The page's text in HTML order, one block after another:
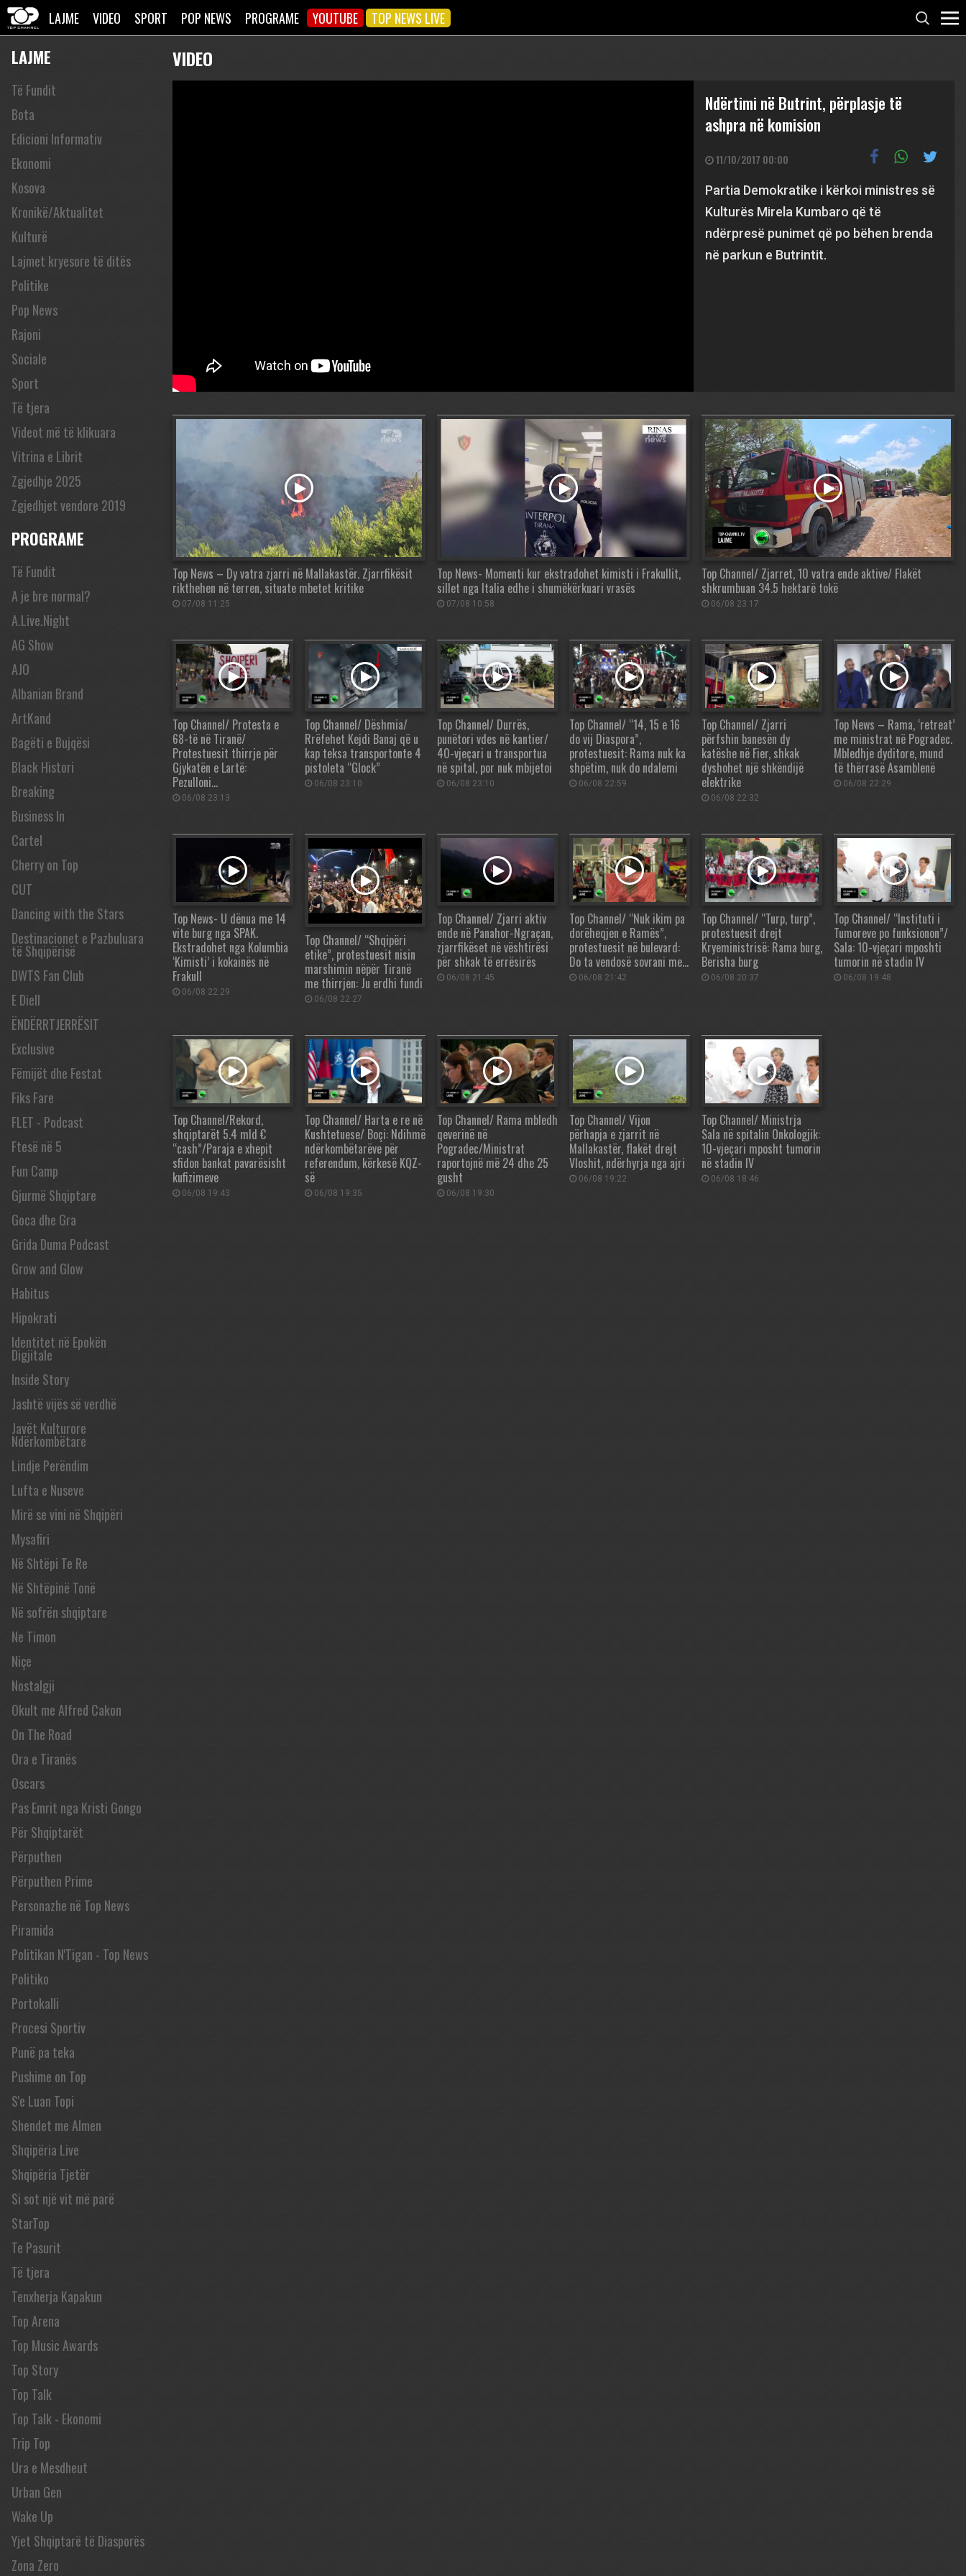
LAJME VIDEO SPORT POP NEWS PROGRAME YOUTUBE TOP NEWS LIVE
LAJME
Të Fundit
Bota
Edicioni Informativ
Ekonomi
Kosova
Kronikë/Aktualitet
Kulturë
Lajmet kryesore të ditës
Politike
Pop News
Rajoni
Sociale
Sport
Të tjera
Videot më të klikuara
Vitrina e Librit
Zgjedhje 2025
Zgjedhjet vendore 2019
PROGRAME
Të Fundit
A je bre normal?
A.Live.Night
AG Show
AJO
Albanian Brand
ArtKand
Bagëti e Bujqësi
Black Histori
Breaking
Business In
Cartel
Cherry on Top
CUT
Dancing with the Stars
Destinacionet e Pazbuluara
të Shqipërisë
DWTS Fan Club
E Diell
ËNDËRRTJERRËSIT
Exclusive
Fëmijët dhe Festat
Fiks Fare
FLET - Podcast
Ftesë në 5
Fun Camp
Gjurmë Shqiptare
Goca dhe Gra
Grida Duma Podcast
Grow and Glow
Habitus
Hipokrati
Identitet në Epokën
Digjitale
Inside Story
Jashtë vijës së verdhë
Javët Kulturore
Ndërkombëtare
Lindje Perëndim
Lufta e Nuseve
Mirë se vini në Shqipëri
Mysafiri
Në Shtëpi Te Re
Në Shtëpinë Tonë
Në sofrën shqiptare
Ne Timon
Niçe
Nostalgji
Okult me Alfred Cakon
On The Road
Ora e Tiranës
Oscars
Pas Emrit nga Kristi Gongo
Për Shqiptarët
Përputhen
Përputhen Prime
Personazhe në Top News
Piramida
Politikan N'Tigan - Top News
Politiko
Portokalli
Procesi Sportiv
Punë pa teka
Pushime on Top
S'e Luan Topi
Shendet me Almen
Shqipëria Live
Shqipëria Tjetër
Si sot një vit më parë
StarTop
Te Pasurit
Të tjera
Tenxherja Kapakun
Top Arena
Top Music Awards
Top Story
Top Talk
Top Talk - Ekonomi
Trip Top
Ura e Mesdheut
Urban Gen
Wake Up
Yjet Shqiptarë të Diasporës
Zona Zero
VIDEO
Ndërtimi në Butrint, përplasje të
ashpra në komision
11/10/2017 00:00
Partia Demokratike i kërkoi ministres së
Kulturës Mirela Kumbaro që të
ndërpresë punimet që po bëhen brenda
në parkun e Butrintit.
Top News – Dy vatra zjarri në Mallakastër. Zjarrfikësit
rikthehen në terren, situate mbetet kritike
07/08 11:25
Top News- Momenti kur ekstradohet kimisti i Frakullit,
sillet nga Italia edhe i shumëkërkuari vrasës
07/08 10:58
Top Channel/ Zjarret, 10 vatra ende aktive/ Flakët
shkrumbuan 34.5 hektarë tokë
06/08 23:17
Top Channel/ Protesta e
68-të në Tiranë/
Protestuesit thirrje për
Gjykatën e Lartë:
Pezulloni…
06/08 23:13
Top Channel/ Dëshmia/
Rrëfehet Kejdi Banaj që u
kap teksa transportonte 4
pistoleta “Glock”
06/08 23:10
Top Channel/ Durrës,
punëtori vdes në kantier/
40-vjeçari u transportua
në spital, por nuk mbijetoi
06/08 23:10
Top Channel/ “14, 15 e 16
do vij Diaspora”,
protestuesit: Rama nuk ka
shpëtim, nuk do ndalemi
06/08 22:59
Top Channel/ Zjarri
përfshin banesën dy
katëshe në Fier, shkak
dyshohet një shkëndijë
elektrike
06/08 22:32
Top News – Rama, ‘retreat’
me ministrat në Pogradec.
Mbledhje dyditore, mund
të thërrasë Asamblenë
06/08 22:29
Top News- U dënua me 14
vite burg nga SPAK.
Ekstradohet nga Kolumbia
‘Kimisti’ i kokainës në
Frakull
06/08 22:29
Top Channel/ “Shqipëri
etike”, protestuesit nisin
marshimin nëpër Tiranë
me thirrjen: Ju erdhi fundi
06/08 22:27
Top Channel/ Zjarri aktiv
ende në Panahor-Ngraçan,
zjarrfikëset në vështirësi
për shkak të errësirës
06/08 21:45
Top Channel/ “Nuk ikim pa
dorëheqjen e Ramës”,
protestuesit në bulevard:
Do ta vendosë sovrani me…
06/08 21:42
Top Channel/ “Turp, turp”,
protestuesit drejt
Kryeministrisë: Rama burg,
Berisha burg
06/08 20:37
Top Channel/ “Instituti i
Tumoreve po funksionon”/
Sala: 10-vjeçari mposhti
tumorin në stadin IV
06/08 19:48
Top Channel/Rekord,
shqiptarët 5.4 mld €
“cash”/Paraja e xhepit
sfidon bankat pavarësisht
kufizimeve
06/08 19:43
Top Channel/ Harta e re në
Kushtetuese/ Boçi: Ndihmë
ndërkombëtarëve për
referendum, kërkesë KQZ-
së
06/08 19:35
Top Channel/ Rama mbledh
qeverinë në
Pogradec/Ministrat
raportojnë më 24 dhe 25
gusht
06/08 19:30
Top Channel/ Vijon
përhapja e zjarrit në
Mallakastër, flakët drejt
Vloshit, ndërhyrja nga ajri
06/08 19:22
Top Channel/ Ministrja
Sala në spitalin Onkologjik:
10-vjeçari mposht tumorin
në stadin IV
06/08 18:46